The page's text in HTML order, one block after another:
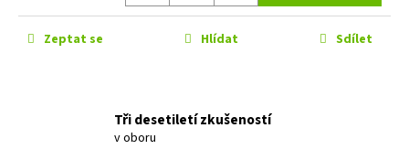
Zeptat se Hlídat Sdílet
Tři desetiletí zkušeností
v oboru